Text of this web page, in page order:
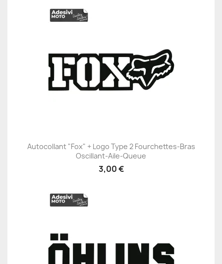
Autocollant "Fox" + Logo Type 2 Fourchettes-Bras
Oscillant-Aile-Queue
3,00 €